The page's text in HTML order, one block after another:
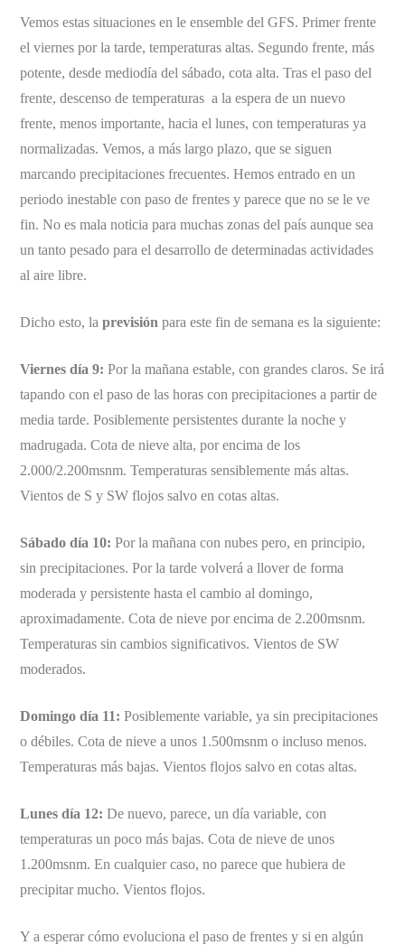
Vemos estas situaciones en le ensemble del GFS. Primer frente
el viernes por la tarde, temperaturas altas. Segundo frente, más
potente, desde mediodía del sábado, cota alta. Tras el paso del
frente, descenso de temperaturas a la espera de un nuevo
frente, menos importante, hacia el lunes, con temperaturas ya
normalizadas. Vemos, a más largo plazo, que se siguen
marcando precipitaciones frecuentes. Hemos entrado en un
periodo inestable con paso de frentes y parece que no se le ve
fin. No es mala noticia para muchas zonas del país aunque sea
un tanto pesado para el desarrollo de determinadas actividades
al aire libre.
Dicho esto, laprevisión para este fin de semana es la siguiente:
Viernes día 9: Por la mañana estable, con grandes claros. Se irá
tapando con el paso de las horas con precipitaciones a partir de
media tarde. Posiblemente persistentes durante la noche y
madrugada. Cota de nieve alta, por encima de los
2.000/2.200msnm. Temperaturas sensiblemente más altas.
Vientos de S y SW flojos salvo en cotas altas.
Sábado día 10: Por la mañana con nubes pero, en principio,
sin precipitaciones. Por la tarde volverá a llover de forma
moderada y persistente hasta el cambio al domingo,
aproximadamente. Cota de nieve por encima de 2.200msnm.
Temperaturas sin cambios significativos. Vientos de SW
moderados.
Domingo día 11: Posiblemente variable, ya sin precipitaciones
o débiles. Cota de nieve a unos 1.500msnm o incluso menos.
Temperaturas más bajas. Vientos flojos salvo en cotas altas.
Lunes día 12: De nuevo, parece, un día variable, con
temperaturas un poco más bajas. Cota de nieve de unos
1.200msnm. En cualquier caso, no parece que hubiera de
precipitar mucho. Vientos flojos.
Y a esperar cómo evoluciona el paso de frentes y si en algún